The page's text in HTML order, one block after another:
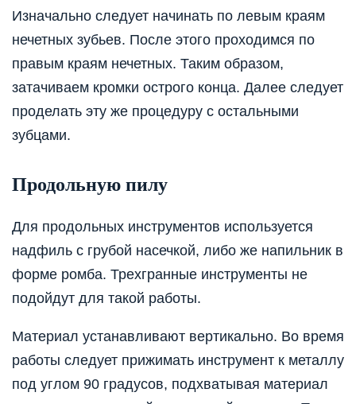
Изначально следует начинать по левым краям
нечетных зубьев. После этого проходимся по
правым краям нечетных. Таким образом,
затачиваем кромки острого конца. Далее следует
проделать эту же процедуру с остальными
зубцами.
Продольную пилу
Для продольных инструментов используется
надфиль с грубой насечкой, либо же напильник в
форме ромба. Трехгранные инструменты не
подойдут для такой работы.
Материал устанавливают вертикально. Во время
работы следует прижимать инструмент к металлу
под углом 90 градусов, подхватывая материал